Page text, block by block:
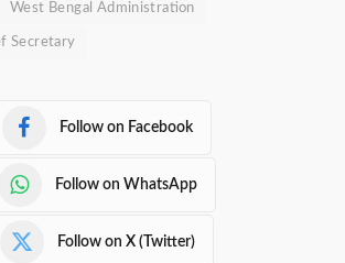
West Bengal Administration
Secretary
Follow on Facebook
Follow on WhatsApp
Follow on X (Twitter)